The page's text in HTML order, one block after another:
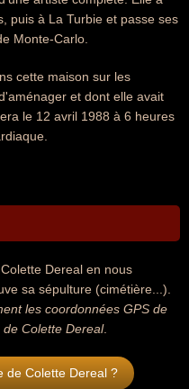
puis à La Turbie et passe ses
Monte-Carlo.
cette maison sur les
et dont elle avait
le 12 avril 1988 à 6 heures
Dereal en nous
sa sépulture (cimétière...).
les coordonnées GPS de
Colette Dereal.
de Colette Dereal ?